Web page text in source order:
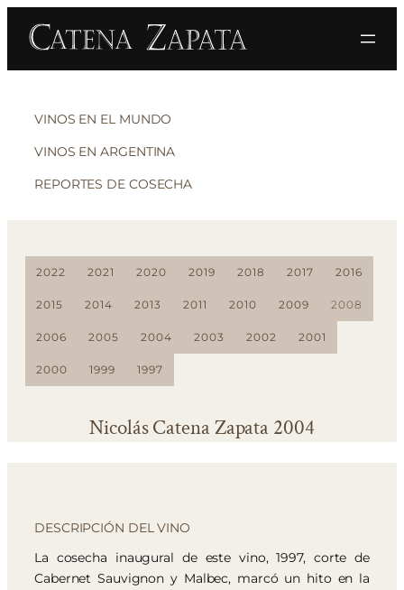
VINOS EN EL MUNDO
VINOS EN ARGENTINA
REPORTES DE COSECHA
2022 2021 2020 2019 2018 2017 2016
2015 2014 2013 2011 2010 2009 2008
2006 2005 2004 2003 2002 2001
2000 1999 1997
Nicolás Catena Zapata 2004
DESCRIPCIÓN DEL VINO
La cosecha inaugural de este vino, 1997, corte de
Cabernet Sauvignon y Malbec, marcó un hito en la